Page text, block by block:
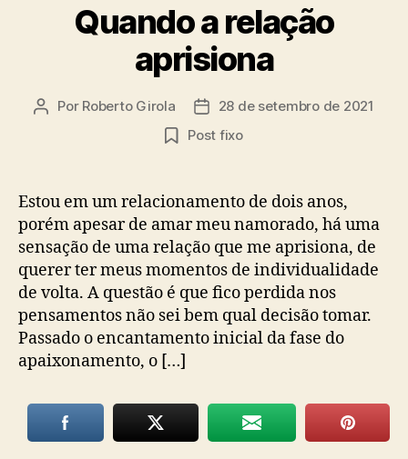
Quando a relação
aprisiona
Autor
Por Roberto Girola
Data28 de setembro de 2021
Post fixo
Estou em um relacionamento de dois anos,
porém apesar de amar meu namorado, há uma
sensação de uma relação que me aprisiona, de
querer ter meus momentos de individualidade
de volta. A questão é que fico perdida nos
pensamentos não sei bem qual decisão tomar.
Passado o encantamento inicial da fase do
apaixonamento, o […]